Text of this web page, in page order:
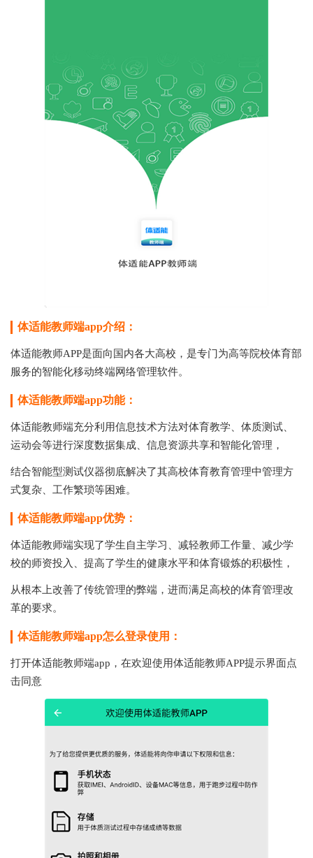
体适能教师端app介绍：
体适能教师APP是面向国内各大高校，是专门为高等院校体育部
服务的智能化移动终端网络管理软件。
体适能教师端app功能：
体适能教师端充分利用信息技术方法对体育教学、体质测试、
运动会等进行深度数据集成、信息资源共享和智能化管理，
结合智能型测试仪器彻底解决了其高校体育教育管理中管理方
式复杂、工作繁琐等困难。
体适能教师端app优势：
体适能教师端实现了学生自主学习、减轻教师工作量、减少学
校的师资投入、提高了学生的健康水平和体育锻炼的积极性，
从根本上改善了传统管理的弊端，进而满足高校的体育管理改
革的要求。
体适能教师端app怎么登录使用：
打开体适能教师端app， 在欢迎使用体适能教师APP提示界面点
击同意